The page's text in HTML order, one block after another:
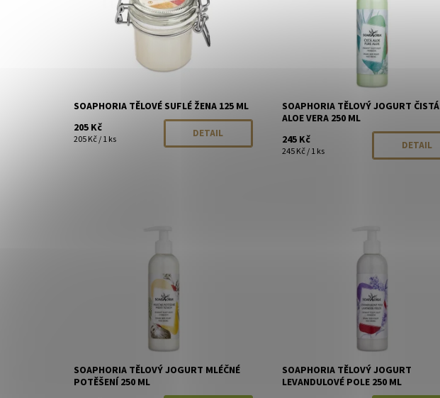
SOAPHORIA TĚLOVÉ SUFLÉ ŽENA 125 ML
205 Kč
205 Kč / 1 ks DETAIL
SOAPHORIA TĚLOVÝ JOGURT ČISTÁ
ALOE VERA 250 ML
245 Kč
245 Kč / 1 ks DETAIL
SOAPHORIA TĚLOVÝ JOGURT MLÉČNÉ
POTĚŠENÍ 250 ML
SOAPHORIA TĚLOVÝ JOGURT
LEVANDULOVÉ POLE 250 ML